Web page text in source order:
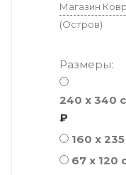
Магазин
(Остров)
Размеры:
240 x 340
₽
160 x
67 x 120